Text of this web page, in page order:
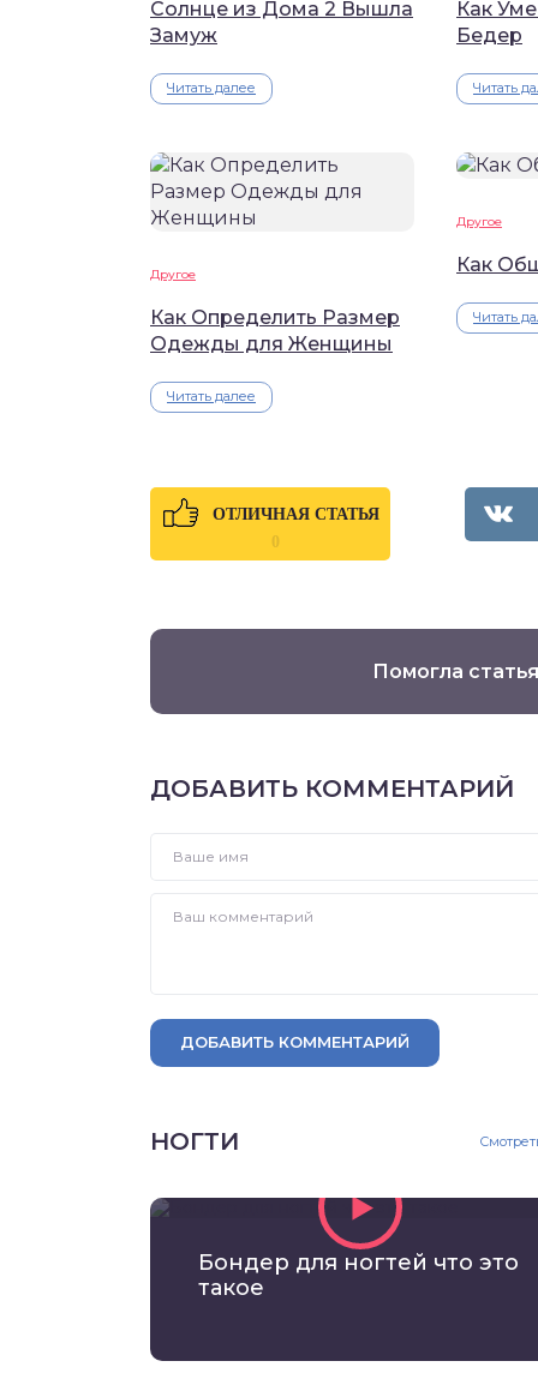
Солнце из Дома 2 Вышла
Замуж
Читать далее
Как
Бедер
Читать
Другое
Как Определить Размер
Одежды для Женщины
Читать далее
Другое
Как
Читать
ОТЛИЧНАЯ СТАТЬЯ
0
Помогла
ДОБАВИТЬ КОММЕНТАРИЙ
ДОБАВИТЬ КОММЕНТАРИЙ
НОГТИ
Бондер для ногтей что это
такое